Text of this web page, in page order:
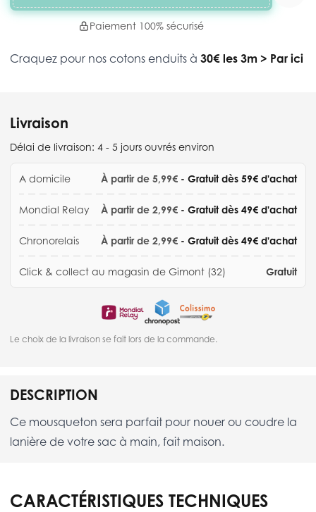
Paiement 100% sécurisé
Craquez pour nos cotons enduits à 30€ les 3m > Par ici
Livraison
Délai de livraison: 4 - 5 jours ouvrés environ
A domicile À partir de 5,99€ - Gratuit dès 59€ d'achat
Mondial Relay À partir de 2,99€ - Gratuit dès 49€ d'achat
Chronorelais À partir de 2,99€ - Gratuit dès 49€ d'achat
Click & collect au magasin de Gimont (32) Gratuit
Le choix de la livraison se fait lors de la commande.
DESCRIPTION
Ce mousqueton sera parfait pour nouer ou coudre la
lanière de votre sac à main, fait maison.
CARACTÉRISTIQUES TECHNIQUES